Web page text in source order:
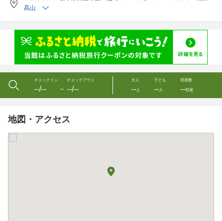
高山
チェックイン
--/-- 〜
チェックアウト
--/--
大人
--人
子ども
--人
部屋数
--部屋
地図・アクセス